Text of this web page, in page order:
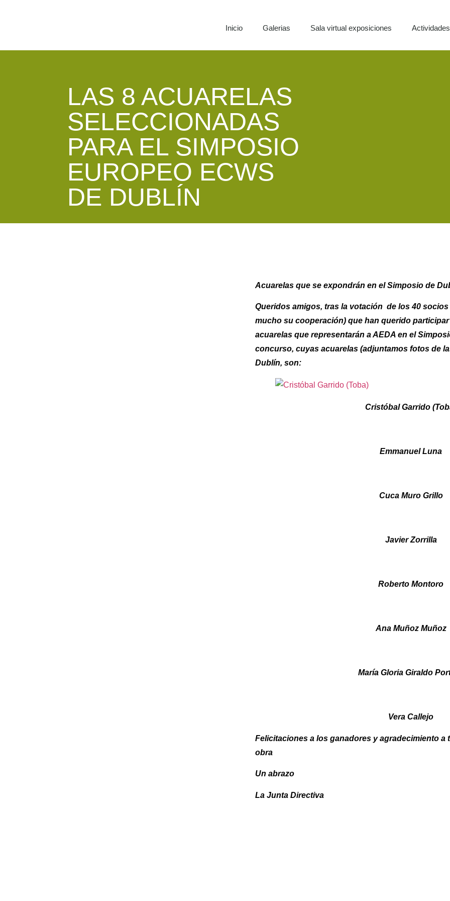
Inicio Galerias Sala virtual exposiciones Actividades
LAS 8 ACUARELAS
SELECCIONADAS
PARA EL SIMPOSIO
EUROPEO ECWS
DE DUBLÍN
Acuarelas que se expondrán en el Simposio de
Queridos amigos, tras la votación de los 40
mucho su cooperación) que han querido
acuarelas que representarán a AEDA en el
concurso, cuyas acuarelas (adjuntamos fotos de
Dublín, son:
Cristóbal Garrido
Emmanuel Luna
Cuca Muro Grillo
Javier Zorrilla
Roberto Montoro
Ana Muñoz Muñoz
María Gloria Giraldo
Vera Callejo
Felicitaciones a los ganadores y agradecimiento
obra
Un abrazo
La Junta Directiva